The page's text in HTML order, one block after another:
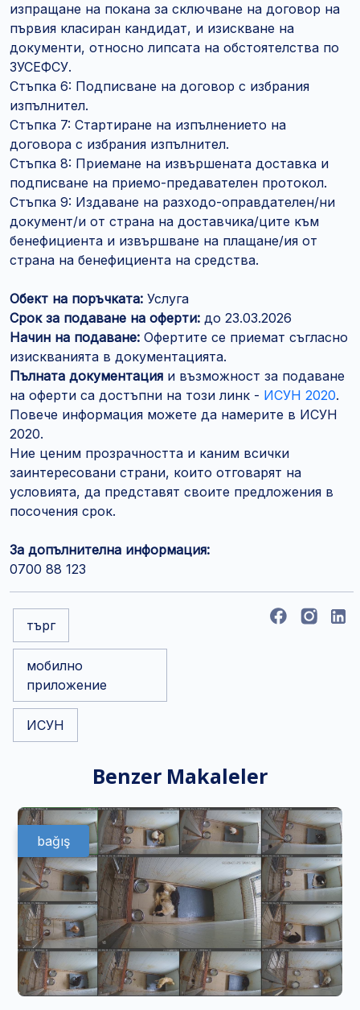
изпращане на покана за сключване на договор на
първия класиран кандидат, и изискване на
документи, относно липсата на обстоятелства по
ЗУСЕФСУ.
Стъпка 6: Подписване на договор с избрания
изпълнител.
Стъпка 7: Стартиране на изпълнението на
договора с избрания изпълнител.
Стъпка 8: Приемане на извършената доставка и
подписване на приемо-предавателен протокол.
Стъпка 9: Издаване на разходо-оправдателен/ни
документ/и от страна на доставчика/ците към
бенефициента и извършване на плащане/ия от
страна на бенефициента на средства.
Обект на поръчката: Услуга
Срок за подаване на оферти: до 23.03.2026
Начин на подаване: Офертите се приемат съгласно
изискванията в документацията.
Пълната документация и възможност за подаване
на оферти са достъпни на този линк - ИСУН 2020.
Повече информация можете да намерите в ИСУН
2020.
Ние ценим прозрачността и каним всички
заинтересовани страни, които отговарят на
условията, да представят своите предложения в
посочения срок.
За допълнителна информация:
0700 88 123
търг
мобилно
приложение
ИСУН
Benzer Makaleler
bağış